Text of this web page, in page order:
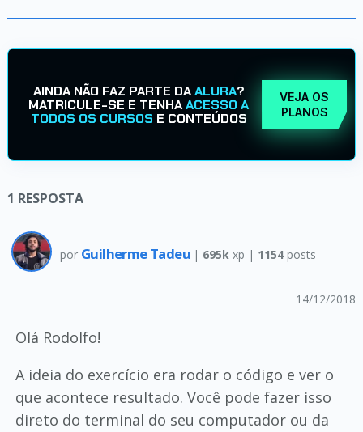
AINDA NÃO FAZ PARTE DAALURA?
MATRICULE-SE E TENHAACESSO A
TODOS OS CURSOS E CONTEÚDOS
VEJA OS
PLANOS
1 RESPOSTA
por Guilherme Tadeu | 695k xp | 1154posts
14/12/2018
Olá Rodolfo!
A ideia do exercício era rodar o código e ver o
que acontece resultado. Você pode fazer isso
direto do terminal do seu computador ou da